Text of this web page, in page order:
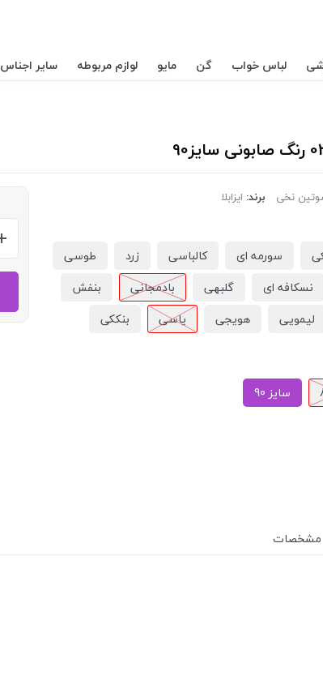
لباس خواب گن مایو لوازم مربوطه سایر اجناس
نخی برند: ایزابلا
سورمه ای کالباسی زرد
طوسی
نسکافه ای گلبهی بادمجانی
بنفش
لیمویی هویجی یاسی بنککی
سایز 90
مشخصات